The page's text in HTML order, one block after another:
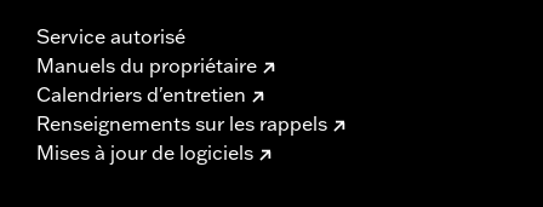
Service autorisé
Manuels du propriétaire
Calendriers d'entretien
Renseignements sur les rappels
Mises à jour de logiciels